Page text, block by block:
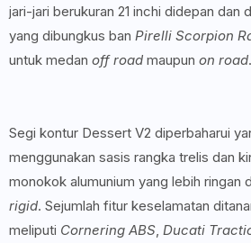
jari-jari berukuran 21 inchi didepan dan
yang dibungkus ban Pirelli Scorpion
untuk medan off road maupun on road.
Segi kontur Dessert V2 diperbaharui
menggunakan sasis rangka trelis dan
monokok alumunium yang lebih ringan
rigid. Sejumlah fitur keselamatan
meliputi Cornering ABS, Ducati